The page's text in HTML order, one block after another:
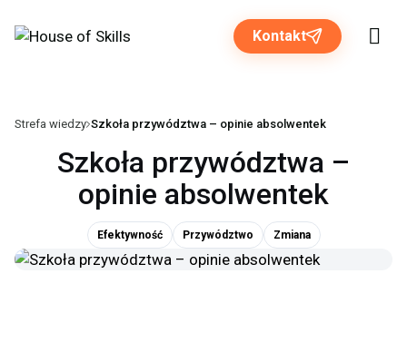
Kontakt
Programy otwarte
O nas
Strefa wiedzy Szkoła przywództwa – opinie absolwentek
Szkoła przywództwa –
opinie absolwentek
Efektywność Przywództwo Zmiana